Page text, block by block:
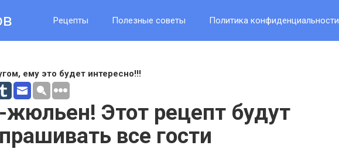
Рецепты Полезные советы Политика конфиденциальности
ему это будет интересно!!!
жюльен! Этот рецепт будут
все гости